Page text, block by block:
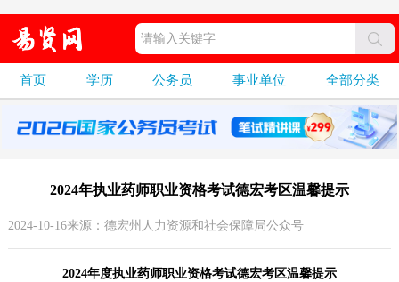
首页 学历 公务员 事业单位 全部分类
2024年执业药师职业资格考试德宏考区温馨提示
2024-10-16来源：德宏州人力资源和社会保障局公众号
2024年度执业药师职业资格考试德宏考区温馨提示